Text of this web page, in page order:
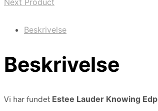
Beskrivelse
Beskrivelse
Vi har fundet Estee Lauder Knowing Edp